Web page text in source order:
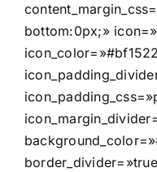
bottom:0px;»